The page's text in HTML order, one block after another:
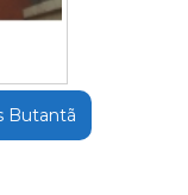
Butantã